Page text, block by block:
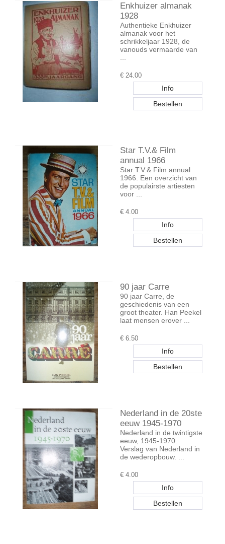
Enkhuizer almanak
1928
Authentieke Enkhuizer
almanak voor het
schrikkeljaar 1928, de
vanouds vermaarde van
€ 24.00
Star T.V.& Film
annual 1966
Star T.V.& Film annual
1966. Een overzicht van
de populairste artiesten
voor ...
€ 4.00
90 jaar Carre
90 jaar Carre, de
geschiedenis van een
groot theater. Han Peekel
laat mensen erover ...
€ 6.50
Nederland in de 20ste
eeuw 1945-1970
Nederland in de twintigste
eeuw, 1945-1970.
Verslag van Nederland in
de wederopbouw. ...
€ 4.00